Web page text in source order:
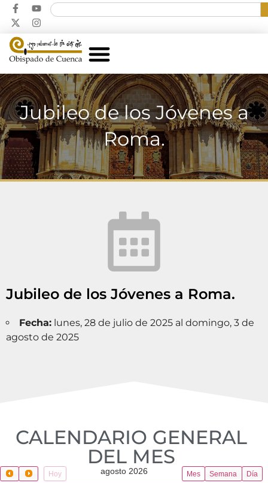
Jubileo de los Jóvenes a
Roma.
Jubileo de los Jóvenes a Roma.
Fecha: lunes, 28 de julio de 2025 al domingo, 3 de
agosto de 2025
CALENDARIO GENERAL
DEL MES​
Hoy Mes Semana Día
agosto 2026